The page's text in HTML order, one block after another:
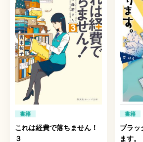
書籍
これは経費で落ちません！
３
書籍
ブラッ
ます。